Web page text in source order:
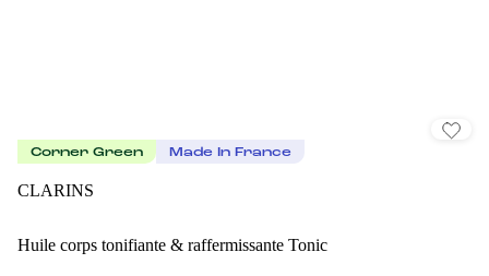
Corner Green Made In France
CLARINS
Huile corps tonifiante & raffermissante Tonic